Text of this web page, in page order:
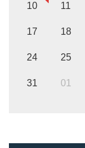
10 11
17 18
24 25
31 01